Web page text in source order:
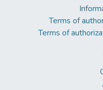
Terms of
Terms of